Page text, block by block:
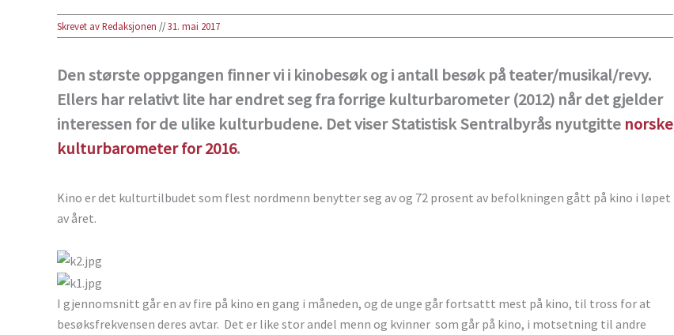
Skrevet av Redaksjonen //31. mai 2017
Den største oppgangen finner vi i kinobesøk og i antall besøk på teater/musikal/revy.
Ellers har relativt lite har endret seg fra forrige kulturbarometer (2012) når det gjelder
interessen for de ulike kulturbudene. Det viser Statistisk Sentralbyrås nyutgitte norske
kulturbarometer for 2016.
Kino er det kulturtilbudet som flest nordmenn benytter seg av og 72 prosent av befolkningen gått på kino i løpet
av året.
I gjennomsnitt går en av fire på kino en gang i måneden, og de unge går fortsattt mest på kino, til tross for at
besøksfrekvensen deres avtar. Det er like stor andel menn og kvinner som går på kino, i motsetning til andre